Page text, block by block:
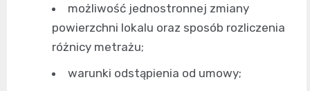
możliwość jednostronnej zmiany
powierzchni lokalu oraz sposób rozliczenia
różnicy metrażu;
warunki odstąpienia od umowy;